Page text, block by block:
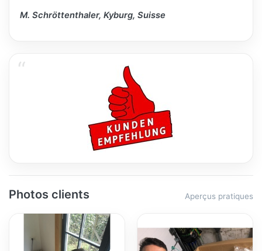
M. Schröttenthaler, Kyburg, Suisse
Photos clients Aperçus pratiques